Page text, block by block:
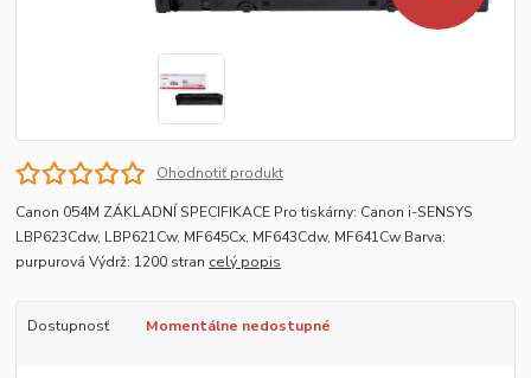
Ohodnotiť produkt
Canon 054M ZÁKLADNÍ SPECIFIKACE Pro tiskárny: Canon i-SENSYS
LBP623Cdw, LBP621Cw, MF645Cx, MF643Cdw, MF641Cw Barva:
purpurová Výdrž: 1200 stran celý popis
Dostupnosť Momentálne nedostupné